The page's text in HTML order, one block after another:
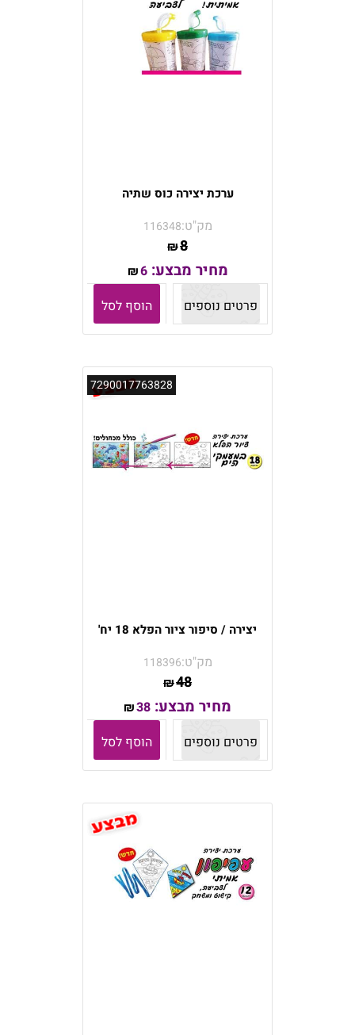
ערכת יצירה כוס שתיה
מק"ט:116348
₪8
מחיר מבצע: ₪6
פרטים נוספים
הוסף לסל
7290017763828
יצירה / סיפור ציור הפלא 18 יח'
מק"ט:118396
₪48
מחיר מבצע: ₪38
פרטים נוספים
הוסף לסל